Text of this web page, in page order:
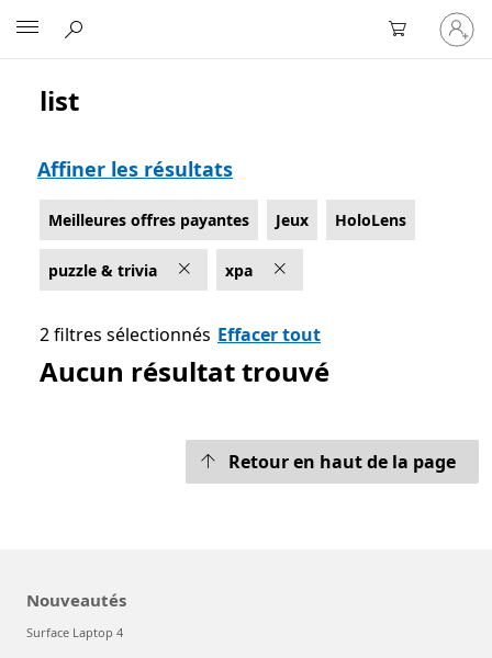
vous
à
Liste Microsoft.com
list
Affiner les résultats
Meilleures offres payantes Jeux HoloLens
puzzle & trivia xpa
2 filtres sélectionnés Effacer tout
Aucun résultat trouvé
Retour en haut de la page
Nouveautés
Surface Laptop 4